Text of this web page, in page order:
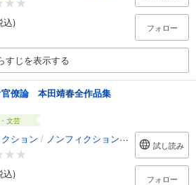
込)
フォロー
すじを表示する
官僚論 本田靖春全作品集
文芸
ション / ノンフィクション・ドキュメンタリー
込)
試し読み
フォロー